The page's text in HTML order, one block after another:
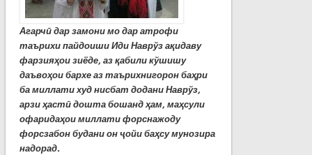
Агарчӣ дар замони мо дар атрофи
таърихи пайдоиши Иди Наврўз ақидаву
фарзияҳои зиёде, аз қабили кўшишу
даъвоҳои бархе аз таърихнигорон баҳри
ба миллати худ нисбат додани Наврўз,
арзи ҳастӣ дошта бошанд ҳам, маҳсули
офаридаҳои миллати форснажоду
форсзабон будани он ҷойи баҳсу мунозира
надорад.